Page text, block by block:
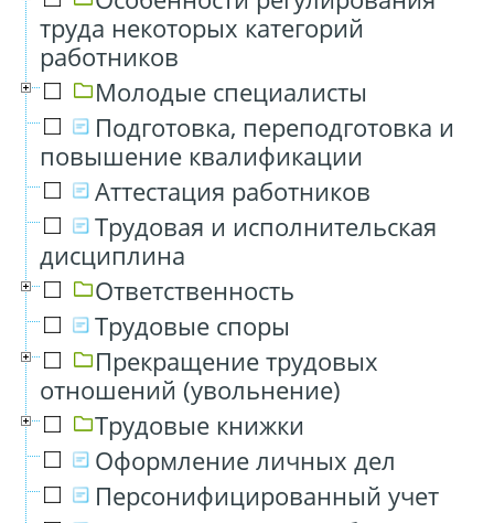
труда некоторых категорий
работников
Молодые специалисты
Подготовка, переподготовка и
повышение квалификации
Аттестация работников
Трудовая и исполнительская
дисциплина
Ответственность
Трудовые споры
Прекращение трудовых
отношений (увольнение)
Трудовые книжки
Оформление личных дел
Персонифицированный учет